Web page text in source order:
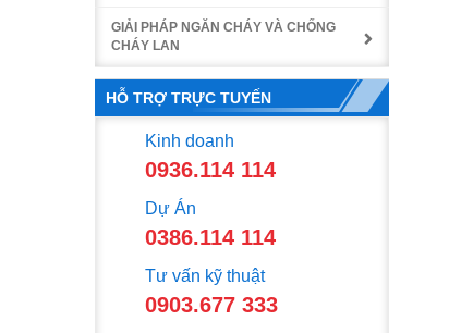
GIẢI PHÁP NGĂN CHÁY VÀ CHỐNG
CHÁY LAN
HỖ TRỢ TRỰC TUYẾN
Kinh doanh
0936.114 114
Dự Án
0386.114 114
Tư vấn kỹ thuật
0903.677 333